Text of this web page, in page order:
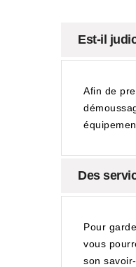
Est-il
Afin de
Des
Pour
vous
son